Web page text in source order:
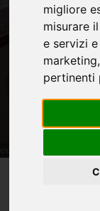
migliore
misurare
e servizi
marketing,
pertinenti